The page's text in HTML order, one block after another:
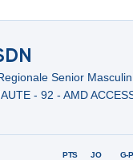
Senior
- 92 - AMD
PTS JO G-P